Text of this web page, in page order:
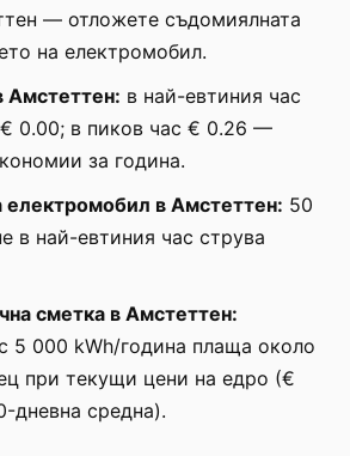
— отложете съдомиялната
на електромобил.
Амстеттен: в най-евтиния час
0.00; в пиков час € 0.26 —
за година.
в Амстеттен: 50
в най-евтиния час струва
сметка в Амстеттен:
5 000 kWh/година плаща около
при текущи цени на едро (€
дневна средна).